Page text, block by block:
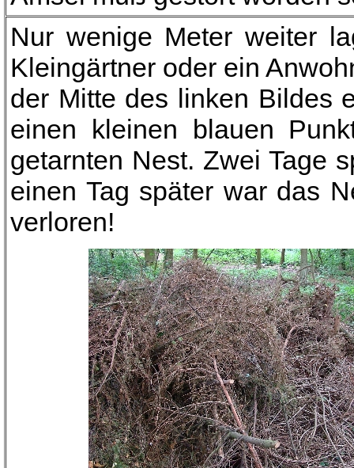
Nur wenige Meter weiter
Kleingärtner oder ein
der Mitte des linken Bildes
einen kleinen blauen
getarnten Nest. Zwei Tage
einen Tag später war das
verloren!